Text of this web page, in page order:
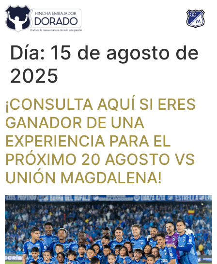
Día: 15 de agosto de
2025
¡CONSULTA AQUÍ SI ERES
GANADOR DE UNA
EXPERIENCIA PARA EL
PRÓXIMO 20 AGOSTO VS
UNIÓN MAGDALENA!